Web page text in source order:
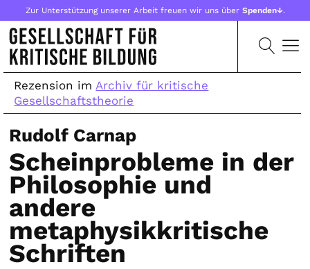
Zur Unterstützung unserer Arbeit freuen wir uns über Spenden↓.
Rezension imArchiv für kritische
Gesellschaftstheorie
Rudolf Carnap
Scheinprobleme in der
Philosophie und
andere
metaphysikkritische
Schriften